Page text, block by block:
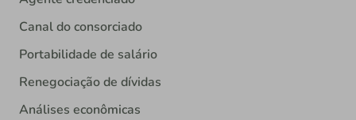
Canal do consorciado
Portabilidade de salário
Renegociação de dívidas
Análises econômicas